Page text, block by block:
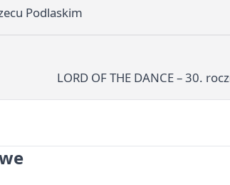
Podlaskim
LORD OF THE DANCE – 30.